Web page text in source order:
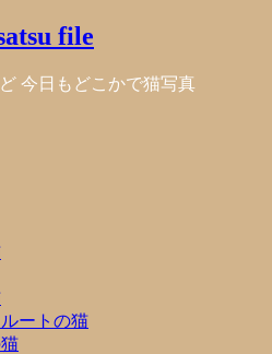
file
今日もどこかで猫写真
ートの猫